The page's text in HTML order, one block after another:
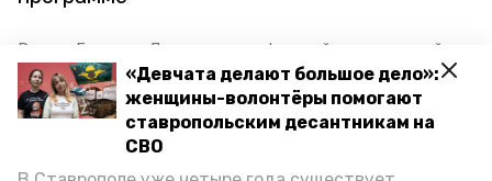
«Девчата делают большое дело»:
женщины-волонтёры помогают
ставропольским десантникам на
СВО
В селе Большая Джалга по профильной региональной
программе благоустраивают парк. Как сообщили в
местной администрации, на территории парковой зоны
установили многочисленные арт-объекты и места для